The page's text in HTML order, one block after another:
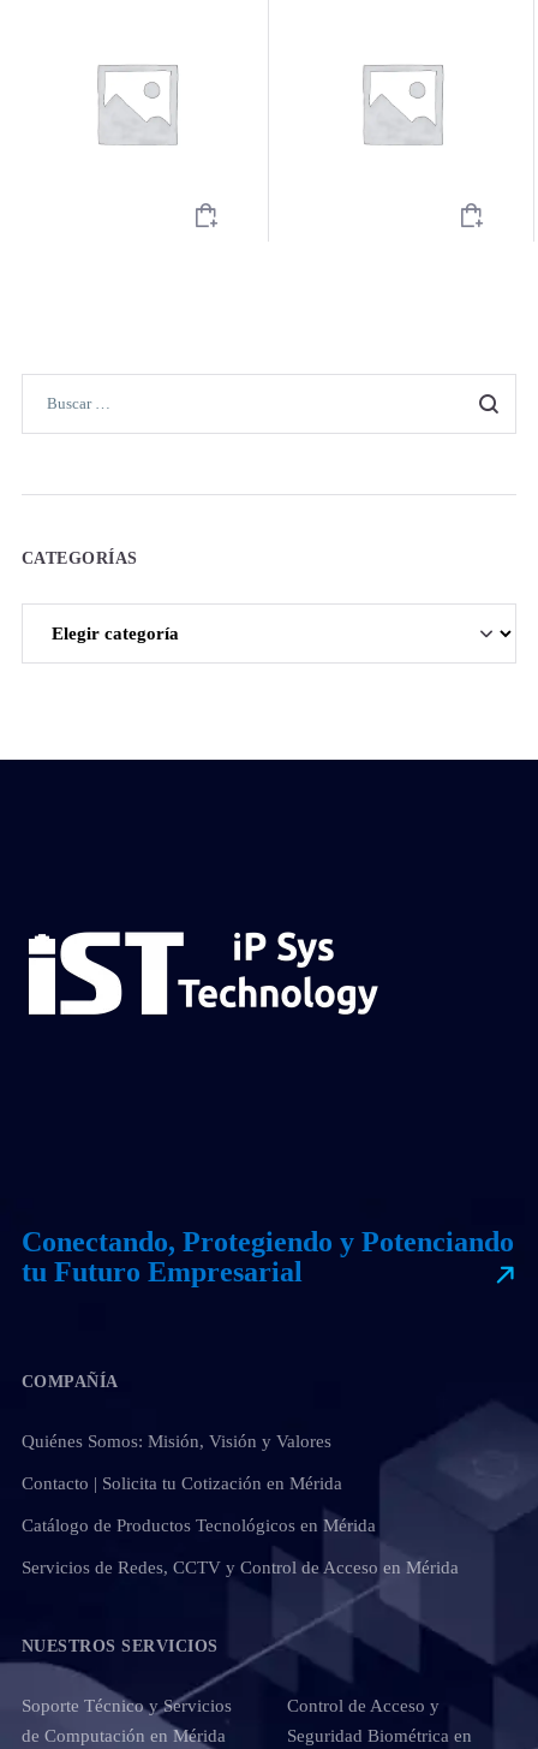
CATEGORÍAS
Conectando, Protegiendo y Potenciando
tu Futuro Empresarial
COMPAÑÍA
Quiénes Somos: Misión, Visión y Valores
Contacto | Solicita tu Cotización en Mérida
Catálogo de Productos Tecnológicos en Mérida
Servicios de Redes, CCTV y Control de Acceso en Mérida
NUESTROS SERVICIOS
Soporte Técnico y Servicios
de Computación en Mérida
Control de Acceso y
Seguridad Biométrica en